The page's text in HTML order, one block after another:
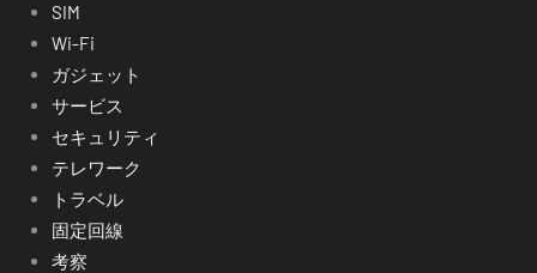
SIM
Wi-Fi
ガジェット
サービス
セキュリティ
テレワーク
トラベル
固定回線
考察